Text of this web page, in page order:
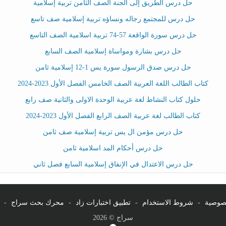
حل درس الطريق إلى الجنة الصف الثامن تربية إسلامية
حل درس للمجتمع رجاله ونساؤه تربية إسلامية صف تاسع
حل درس سورة الواقعة 57-74 تربية اسلامية الصف التاسع
حل درس بشارة ومواساة إسلامية الصف السابع
حل درس صدق الرسول سورة يس 1-12 إسلامية ثامن
كتاب الطالب اللغة العربية الصف الخامس الفصل الأول 2023-2024
حلول كتاب النشاط لغة عربية الوحدة الاولى والثانية صف رابع
كتاب الطالب لغة عربية الصف الرابع الفصل الأول 2023-2024
حل درس مؤمن ال يس تربية إسلامية صف ثامن
حل درس أحكام المد اسلامية ثامن
حل درس الاعتدال في الإنفاق إسلامية السابع فصل ثاني
- شروط الاستخدام - تطبيق اختبارات زاد - محرك بحث سراج -
سراج © 2026